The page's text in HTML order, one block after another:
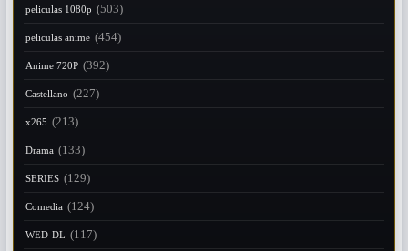
peliculas 1080p (503)
peliculas anime (454)
Anime 720P (392)
Castellano (227)
x265 (213)
Drama (133)
SERIES (129)
Comedia (124)
WED-DL (117)